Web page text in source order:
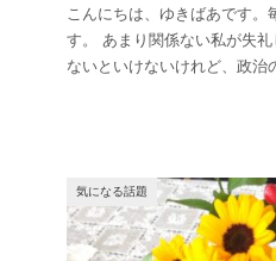
こんにちは、ゆきばあです。
す。 あまり関係ない私が失
ないといけないけれど、政治
気になる話題